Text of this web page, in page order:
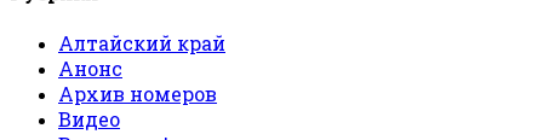
Алтайский край
Анонс
Архив номеров
Видео